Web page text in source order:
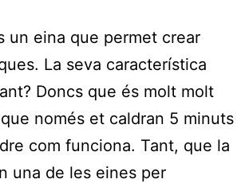
un eina que permet crear
La seva característica
Doncs que és molt molt
només et caldran 5 minuts
com funciona. Tant, que la
una de les eines per